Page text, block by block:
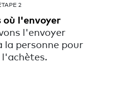
2
où l'envoyer
l'envoyer
la personne pour